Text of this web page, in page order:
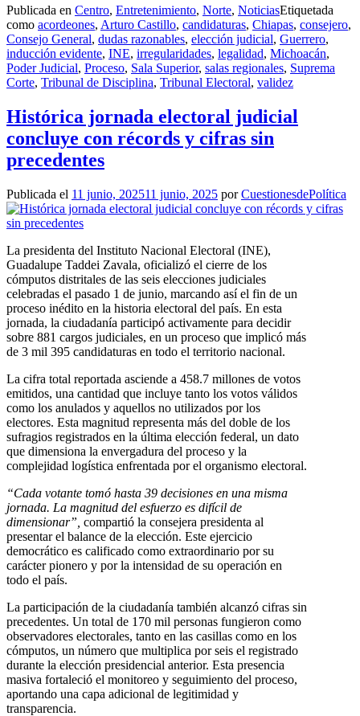
Publicada en Centro, Entretenimiento, Norte, NoticiasEtiquetada
como acordeones, Arturo Castillo, candidaturas, Chiapas, consejero,
Consejo General, dudas razonables, elección judicial, Guerrero,
inducción evidente, INE, irregularidades, legalidad, Michoacán,
Poder Judicial, Proceso, Sala Superior, salas regionales, Suprema
Corte, Tribunal de Disciplina, Tribunal Electoral, validez
Histórica jornada electoral judicial
concluye con récords y cifras sin
precedentes
Publicada el 11 junio, 202511 junio, 2025 porCuestionesdePolítica
La presidenta del Instituto Nacional Electoral (INE),
Guadalupe Taddei Zavala, oficializó el cierre de los
cómputos distritales de las seis elecciones judiciales
celebradas el pasado 1 de junio, marcando así el fin de un
proceso inédito en la historia electoral del país. En esta
jornada, la ciudadanía participó activamente para decidir
sobre 881 cargos judiciales, en un proceso que implicó más
de 3 mil 395 candidaturas en todo el territorio nacional.
La cifra total reportada asciende a 458.7 millones de votos
emitidos, una cantidad que incluye tanto los votos válidos
como los anulados y aquellos no utilizados por los
electores. Esta magnitud representa más del doble de los
sufragios registrados en la última elección federal, un dato
que dimensiona la envergadura del proceso y la
complejidad logística enfrentada por el organismo electoral.
“Cada votante tomó hasta 39 decisiones en una misma
jornada. La magnitud del esfuerzo es difícil de
dimensionar”, compartió la consejera presidenta al
presentar el balance de la elección. Este ejercicio
democrático es calificado como extraordinario por su
carácter pionero y por la intensidad de su operación en
todo el país.
La participación de la ciudadanía también alcanzó cifras sin
precedentes. Un total de 170 mil personas fungieron como
observadores electorales, tanto en las casillas como en los
cómputos, un número que multiplica por seis el registrado
durante la elección presidencial anterior. Esta presencia
masiva fortaleció el monitoreo y seguimiento del proceso,
aportando una capa adicional de legitimidad y
transparencia.